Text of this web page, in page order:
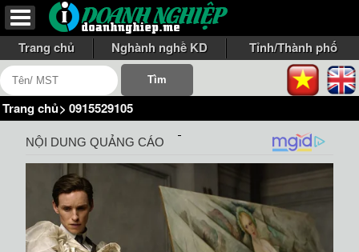
Trang chủ Nghành nghề KD Tỉnh/Thành phố
Trang chủ> 0915529105